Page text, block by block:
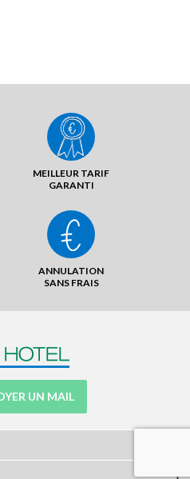
MEILLEUR TARIF
GARANTI
ANNULATION
SANS FRAIS
UN MAIL